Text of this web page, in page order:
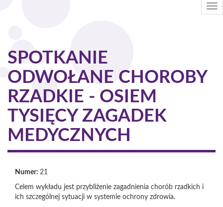
SPOTKANIE
ODWOŁANE CHOROBY
RZADKIE - OSIEM
TYSIĘCY ZAGADEK
MEDYCZNYCH
Numer: 21
Celem wykładu jest przybliżenie zagadnienia chorób rzadkich i
ich szczególnej sytuacji w systemie ochrony zdrowia.